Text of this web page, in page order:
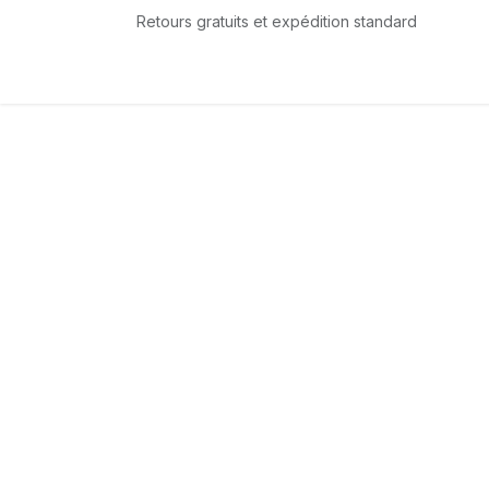
Se rendre au contenuRetours gratuits et expédition standard